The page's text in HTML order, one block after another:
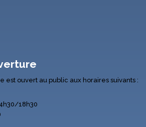
est ouvert au public aux horaires suivants :
18h30